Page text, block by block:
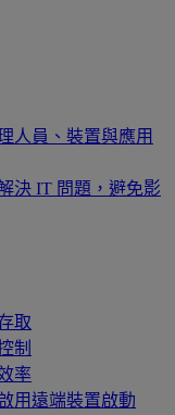
人員、裝置與應用
決 IT 問題，避免影
取
制
率
用遠端裝置啟動